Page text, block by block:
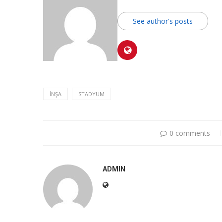
See author's posts
İNŞA STADYUM
0 comments
ADMIN